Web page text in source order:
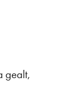
gealt,